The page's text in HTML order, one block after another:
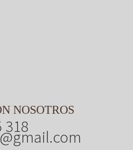
NOSOTROS
318